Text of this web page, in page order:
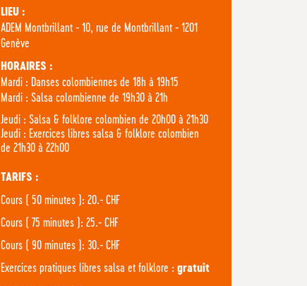
LIEU :
ADEM Montbrillant - 10, rue de Montbrillant - 1201
Genève
HORAIRES :
Mardi : Danses colombiennes de 18h à 19h15
Mardi : Salsa colombienne de 19h30 à 21h
Jeudi : Salsa & folklore colombien de 20h00 à 21h30
Jeudi : Exercices libres salsa & folklore colombien
de 21h30 à 22h00
TARIFS :
Cours ( 50 minutes ): 20.- CHF
Cours ( 75 minutes ): 25.- CHF
Cours ( 90 minutes ): 30.- CHF
Exercices pratiques libres salsa et folklore :gratuit